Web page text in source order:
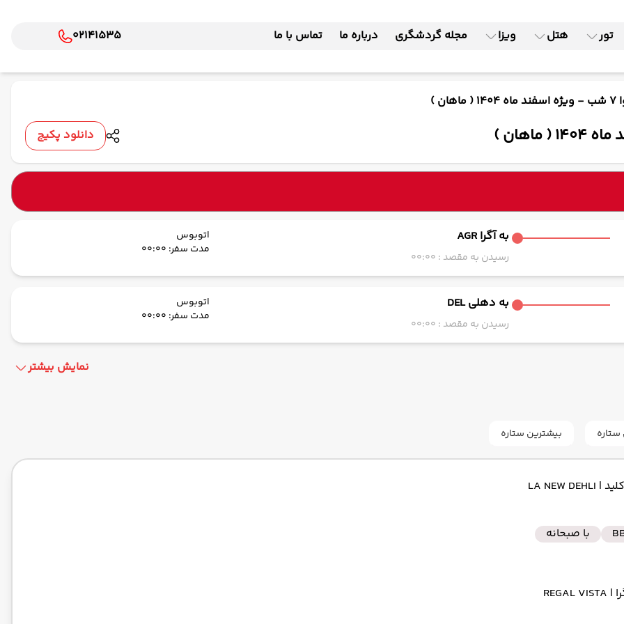
تور هتل ویزا مجله گردشگری درباره ما تماس با ما 02141535
)
دانلود پکیج
به آگرا AGR
رسیدن به مقصد : 00:00
اتوبوس
مدت سفر: 00:00
به دهلی DEL
رسیدن به مقصد : 00:00
اتوبوس
مدت سفر: 00:00
به فرودگاه بین‌المللی سائو پائولو گوارولوس GRU
رسیدن به مقصد :
نمایش بیشتر
بیشترین ستاره
| LA NEW DEHLI
با صبحانه
| REGAL VISTA